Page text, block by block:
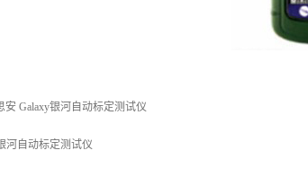
Galaxy银河自动标定测试仪
河自动标定测试仪